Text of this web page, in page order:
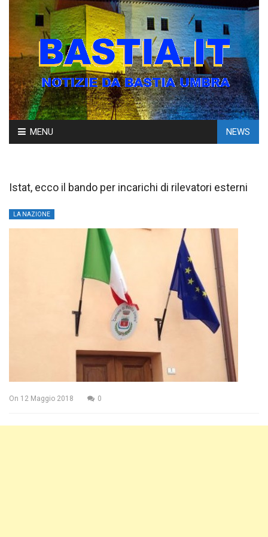
Skip
to
MENU NEWS
Istat, ecco il bando per incarichi di rilevatori esterni
LA NAZIONE
On 12 Maggio 2018 0